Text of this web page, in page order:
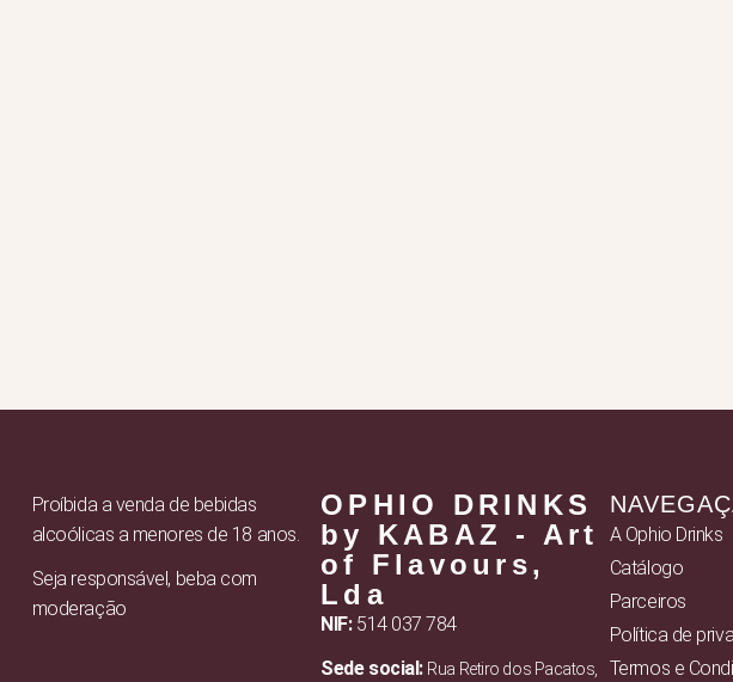
Proíbida a venda de bebidas
alcoólicas a menores de 18 anos.
Seja responsável, beba com
moderação
OPHIO DRINKS
by KABAZ - Art
of Flavours,
Lda
NIF:514 037 784
Sede social: Rua Retiro dos Pacatos,
A Ophio Drinks
Catálogo
Parceiros
Política de
Termos e